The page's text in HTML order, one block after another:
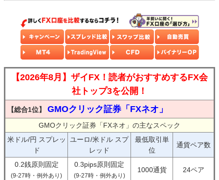
【2026年8月】ザイFX！読者がおすすめするFX会
社トップ3を公開！
【総合1位】 GMOクリック証券「FXネオ」
GMOクリック証券「FXネオ」の主なスペック
米ドル/円 スプレッ
ド
ユーロ/米ドル スプ
レッド
最低取引単
位
通貨ペア数
0.2銭原則固定
(9-27時・例外あり)
0.3pips原則固定
(9-27時・例外あり)
1000通貨 24ペア